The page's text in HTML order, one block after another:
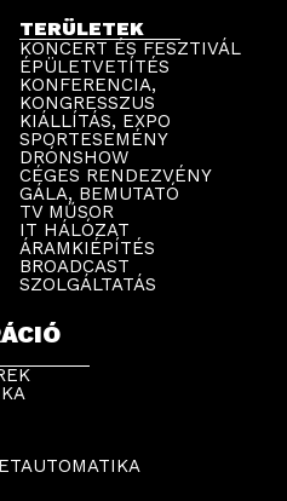
TERÜLETEK
KONCERT ÉS FESZTIVÁL
ÉPÜLETVETÍTÉS
KONFERENCIA,
KONGRESSZUS
KIÁLLÍTÁS, EXPO
SPORTESEMÉNY
DRÓNSHOW
CÉGES RENDEZVÉNY
GÁLA, BEMUTATÓ
TV MŰSOR
IT HÁLÓZAT
ÁRAMKIÉPÍTÉS
BROADCAST
SZOLGÁLTATÁS